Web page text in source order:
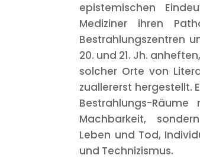
epistemischen
Mediziner ihren
Bestrahlungszentren
20. und 21. Jh.
solcher Orte von
zuallererst hergestellt.
Bestrahlungs-
Machbarkeit,
Leben und Tod,
und Technizismus.